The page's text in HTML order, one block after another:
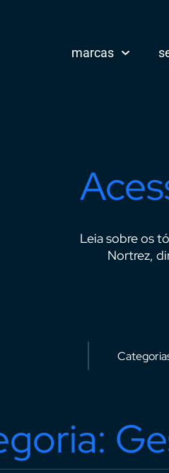
marcas
Leia sobre os
Nortrez,